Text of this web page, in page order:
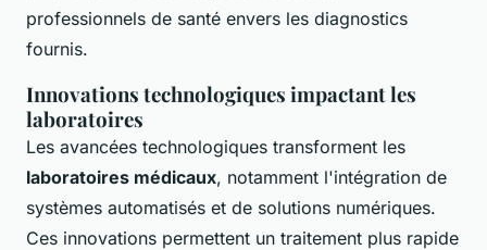
professionnels de santé envers les diagnostics
fournis.
Innovations technologiques impactant les
laboratoires
Les avancées technologiques transforment les
laboratoires médicaux, notamment l'intégration de
systèmes automatisés et de solutions numériques.
Ces innovations permettent un traitement plus rapide